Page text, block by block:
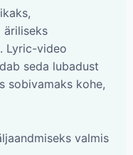
äriliseks
Lyric-video
seda lubadust
sobivamaks kohe,
valmis